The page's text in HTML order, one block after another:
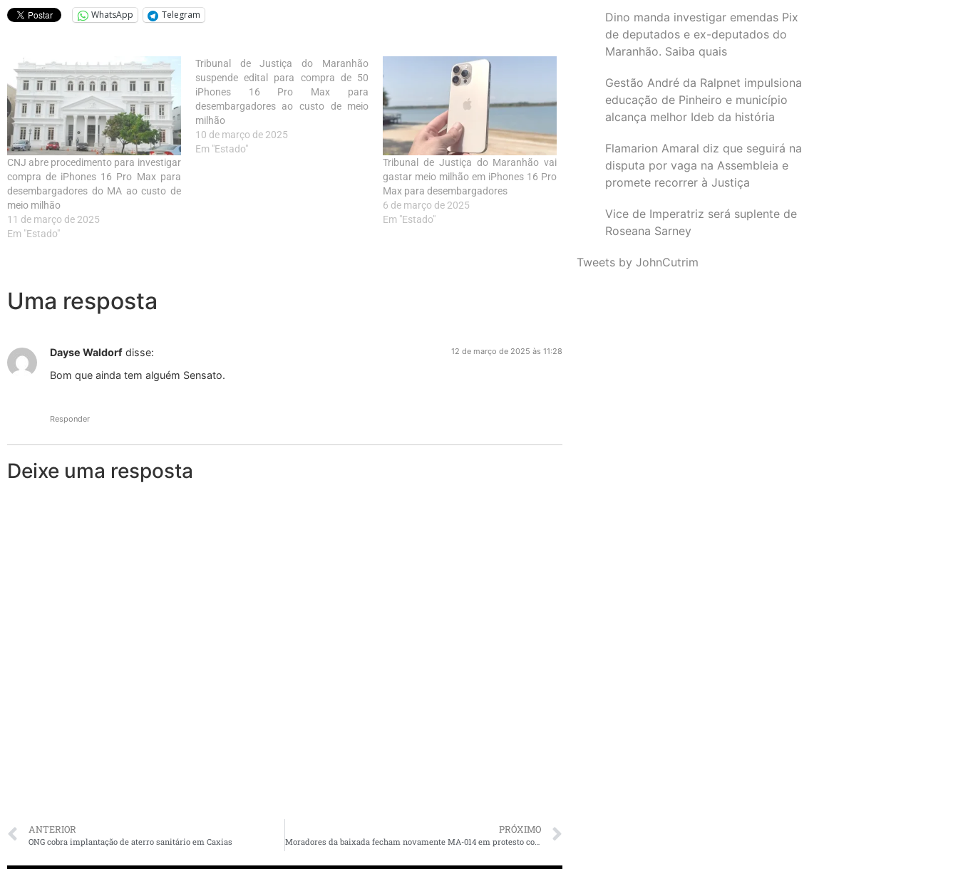
WhatsApp Telegram
CNJ abre procedimento para investigar
compra de iPhones 16 Pro Max para
desembargadores do MA ao custo de
meio milhão
11 de março de 2025
Em "Estado"
Tribunal de Justiça do Maranhão
suspende edital para compra de 50
iPhones 16 Pro Max para
desembargadores ao custo de meio
milhão
10 de março de 2025
Em "Estado"
Tribunal de Justiça do Maranhão vai
gastar meio milhão em iPhones 16 Pro
Max para desembargadores
6 de março de 2025
Em "Estado"
Uma resposta
Dayse Waldorf disse: 12 de março de 2025 às 11:28
Bom que ainda tem alguém Sensato.
Responder
Deixe uma resposta
ANTERIOR
ONG cobra implantação de aterro sanitário em Caxias
PRÓXIMO
Dino manda investigar emendas Pix
de deputados e ex-deputados do
Maranhão. Saiba quais
Gestão André da Ralpnet impulsiona
educação de Pinheiro e município
alcança melhor Ideb da história
Flamarion Amaral diz que seguirá na
disputa por vaga na Assembleia e
promete recorrer à Justiça
Vice de Imperatriz será suplente de
Roseana Sarney
Tweets by JohnCutrim